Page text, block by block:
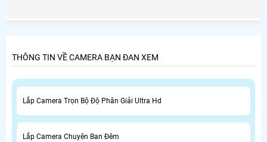
THÔNG TIN VỀ CAMERA BẠN ĐAN XEM
Lắp Camera Trọn Bộ Độ Phân Giải Ultra Hd
Lắp Camera Chuyên Ban Đêm